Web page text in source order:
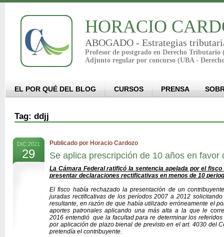
HORACIO
ABOGADO - Estrategias
Profesor de postgrado en Derecho Tributario
Adjunto regular por concurso (UBA -
EL POR QUÉ DEL BLOG CURSOS PRENSA
Tag: ddjj
DIC 2021
29
Publicado por Horacio Cardozo
Se aplica prescripción de 10 años en favor
La Cámara Federal ratificó la sentencia apelada por el
presentar declaraciones rectificativas en menos de 10
El fisco había rechazado la presentación de un
juradas rectificativas de los períodos 2007 a 2012
resultante, en razón de que había utilizado erróneamente el
aportes patronales aplicando una más alta a la que le
2016 entendió que la facultad para re determinar los
por aplicación de plazo bienal de previsto en el art. 4030 del
pretendía el contribuyente.